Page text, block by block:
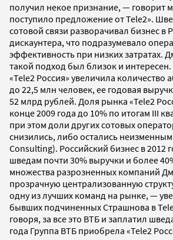
получил некое признание, — говорит
поступило предложение от Tele2».
сотовой связи разворачивал бизнес в
дискаунтера, что подразумевало
эффективность при низких затратах.
такой подход был близок и интересен.
«Tele2 Россия» увеличила количество
до 22,5 млн человек, ее годовая
52 млрд рублей. Доля рынка «Tele2
конце 2009 года до 10% по итогам III
при этом доли других сотовых
снизились, либо остались
Consulting). Российский бизнес в 2012
шведам почти 30% выручки и более
множества разрозненных компаний
прозрачную централизованную
одну из лучших команд на рынке, —
бывших подчиненных Страшнова в
говоря, за все это ВТБ и заплатил
года Группа ВТБ приобрела «Tele2